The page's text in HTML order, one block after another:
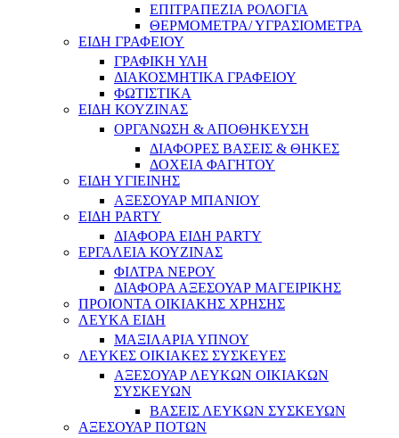
ΕΠΙΤΡΑΠΕΖΙΑ ΡΟΛΟΓΙΑ
ΘΕΡΜΟΜΕΤΡΑ/ ΥΓΡΑΣΙΟΜΕΤΡΑ
ΕΙΔΗ ΓΡΑΦΕΙΟΥ
ΓΡΑΦΙΚΗ ΥΛΗ
ΔΙΑΚΟΣΜΗΤΙΚΑ ΓΡΑΦΕΙΟΥ
ΦΩΤΙΣΤΙΚΑ
ΕΙΔΗ ΚΟΥΖΙΝΑΣ
ΟΡΓΑΝΩΣΗ & ΑΠΟΘΗΚΕΥΣΗ
ΔΙΑΦΟΡΕΣ ΒΑΣΕΙΣ & ΘΗΚΕΣ
ΔΟΧΕΙΑ ΦΑΓΗΤΟΥ
ΕΙΔΗ ΥΓΙΕΙΝΗΣ
ΑΞΕΣΟΥΑΡ ΜΠΑΝΙΟΥ
ΕΙΔΗ PARTY
ΔΙΑΦΟΡΑ ΕΙΔΗ PARTY
ΕΡΓΑΛΕΙΑ ΚΟΥΖΙΝΑΣ
ΦΙΛΤΡΑ ΝΕΡΟΥ
ΔΙΑΦΟΡΑ ΑΞΕΣΟΥΑΡ ΜΑΓΕΙΡΙΚΗΣ
ΠΡΟΙΟΝΤΑ ΟΙΚΙΑΚΗΣ ΧΡΗΣΗΣ
ΛΕΥΚΑ ΕΙΔΗ
ΜΑΞΙΛΑΡΙΑ ΥΠΝΟΥ
ΛΕΥΚΕΣ ΟΙΚΙΑΚΕΣ ΣΥΣΚΕΥΕΣ
ΑΞΕΣΟΥΑΡ ΛΕΥΚΩΝ ΟΙΚΙΑΚΩΝ
ΣΥΣΚΕΥΩΝ
ΒΑΣΕΙΣ ΛΕΥΚΩΝ ΣΥΣΚΕΥΩΝ
ΑΞΕΣΟΥΑΡ ΠΟΤΩΝ